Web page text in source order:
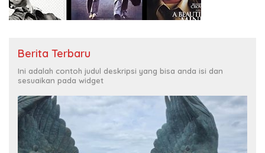
Berita Terbaru
Ini adalah contoh judul deskripsi yang bisa anda isi dan
sesuaikan pada widget